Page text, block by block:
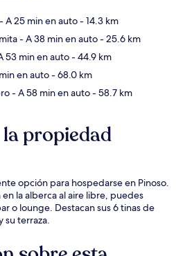
- A 25 min en auto- 14.3 km
- A 38 min en auto- 25.6 km
53 min en auto- 44.9 km
en auto- 68.0 km
- A 58 min en auto- 58.7 km
propiedad
opción para hospedarse en Pinoso.
la alberca al aire libre, puedes
o lounge. Destacan sus 6 tinas de
su terraza.